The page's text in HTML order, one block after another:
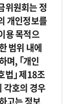
위원회는 정
개인정보를
용 목적으
범위 내에
며, ｢개인
법｣ 제18조
각호의 경우